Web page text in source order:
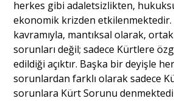
herkes gibi adaletsizlikten,
ekonomik krizden
kavramıyla, mantıksal olarak,
sorunları değil; sadece Kürtlere
edildiği açıktır. Başka bir deyişle
sorunlardan farklı olarak sadece
sorunlara Kürt Sorunu